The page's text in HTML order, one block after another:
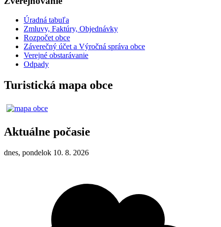
Úradná tabuľa
Zmluvy, Faktúry, Objednávky
Rozpočet obce
Záverečný účet a Výročná správa obce
Verejné obstarávanie
Odpady
Turistická mapa obce
Aktuálne počasie
dnes, pondelok 10. 8. 2026